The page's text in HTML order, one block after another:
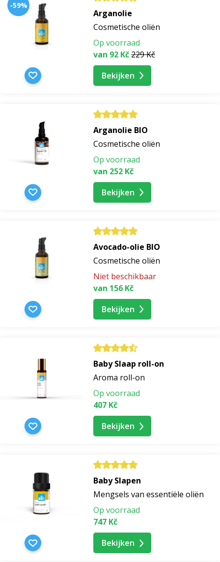
-59%
Arganolie
Cosmetische oliën
Op voorraad
van 92 Kč229 Kč
Bekijken
Arganolie BIO
Cosmetische oliën
Op voorraad
van 252 Kč
Bekijken
Avocado-olie BIO
Cosmetische oliën
Niet beschikbaar
van 156 Kč
Bekijken
Baby Slaap roll-on
Aroma roll-on
Op voorraad
407 Kč
Bekijken
Baby Slapen
Mengsels van essentiële oliën
Op voorraad
747 Kč
Bekijken